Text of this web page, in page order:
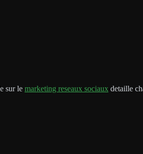
sur le marketing reseaux sociaux detaille